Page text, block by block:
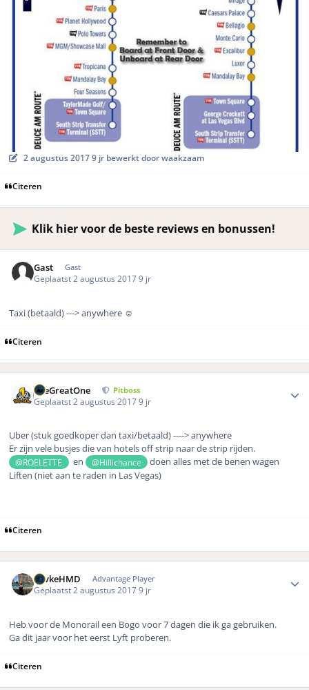
2 augustus 20179 jr bewerkt door waakzaam
Citeren
Klik hier voor de beste reviews en bonussen!
Gast Gast
Geplaatst 2 augustus 20179 jr
Taxi (betaald) ---> anywhere ☺️
Citeren
TheGreatOne Pitboss
Geplaatst 2 augustus 20179 jr
Uber (stuk goedkoper dan taxi/betaald) ----> anywhere
Er zijn vele busjes die van hotels off strip naar de strip rijden.
@ROELETTE en @Hillichance
doen alles met de benen wagen
Liften (niet aan te raden in Las Vegas)
Citeren
KevkeHMD Advantage Player
Geplaatst 2 augustus 20179 jr
Heb voor de Monorail een Bogo voor 7 dagen die ik ga gebruiken.
Ga dit jaar voor het eerst Lyft proberen.
Citeren